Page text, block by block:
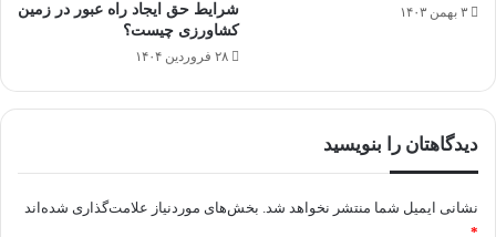
۳ بهمن ۱۴۰۳
شرایط حق ایجاد راه عبور در زمین
کشاورزی چیست؟
۲۸ فروردین ۱۴۰۴
دیدگاهتان را بنویسید
نشانی ایمیل شما منتشر نخواهد شد. بخش‌های موردنیاز علامت‌گذاری شده‌اند
*